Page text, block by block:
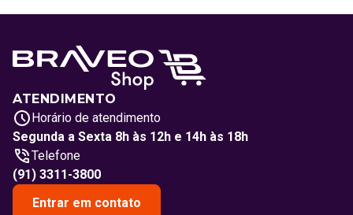
ATENDIMENTO
Horário de atendimento
Segunda a Sexta 8h às 12h e 14h às 18h
Telefone
(91) 3311-3800
Entrar em contato